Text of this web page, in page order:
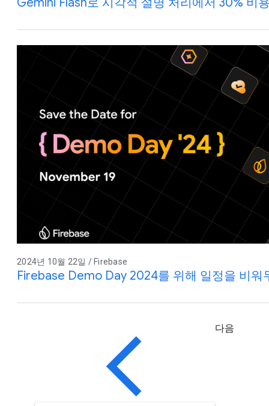
2024년 10월 22일 / Firebase
Firebase Demo Day 2024를 위해 일정을 비워
다음